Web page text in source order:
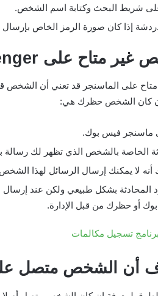
على شريط البحث وكتابة اسم الشخص.
إذا كان صورة الرمز الخاص
غير متاح على
على الماسنجر قد تعني أن الشخص
كان الشخص حظرك هي:
ماسنجر فيس بوك.
الخاصة بالشخص الذي تظهر لك رسالة
أنه لا يمكنك إرسال الرسائل لهذا
المحادثة بشكل طبيعي ولكن عند
أو حظرك من قبل الإدارة.
تسجيل مكالمات
أن الشخص متصل